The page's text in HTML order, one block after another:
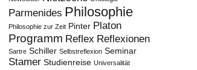
Parmenides Philosophie
Philosophie zur Zeit Pinter Platon
Programm Reflex Reflexionen
Sartre Schiller Selbstreflexion Seminar
Stamer Studienreise Universalität